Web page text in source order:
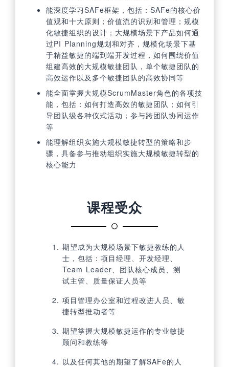
能深度学习SAFe框架，包括：SAFe的核心价
值观和十大原则；价值流的识别和管理；规模
化敏捷组织的设计；大规模场景下产品如何通
过PI Planning规划和对齐，规模化场景下基
于精益敏捷的端到端开发过程，如何围绕价值
组建高效的大规模敏捷团队，单个敏捷团队的
高效运作以及多个敏捷团队的高效协同等
能全面掌握大规模ScrumMaster角色的各项技
能，包括：如何打造高效的敏捷团队；如何引
导团队级各种仪式活动；参与跨团队协同运作
等
能理解组织实施大规模敏捷转型的策略和步
骤，具备参与推动组织实施大规模敏捷转型的
核心能力
课程受众
期望成为大规模场景下敏捷教练的人
士，包括：项目经理、开发经理、
Team Leader、团队核心成员、测
试主管、质量保证人员等
项目管理办公室和过程改进人员、敏
捷转型推动者等
期望掌握大规模敏捷运作的专业敏捷
顾问和教练等
以及任何其他的期望了解SAFe的人